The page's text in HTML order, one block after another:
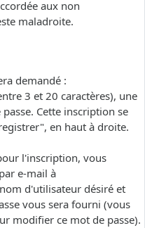
aux non
maladroite.
demandé :
3 et 20 caractères), une
Cette inscription se
en haut à droite.
l'inscription, vous
e-mail à
d'utilisateur désiré et
vous sera fourni (vous
modifier ce mot de passe).